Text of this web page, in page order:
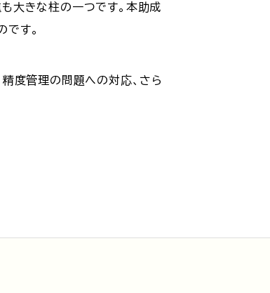
大きな柱の一つです。本助成
す。
度管理の問題への対応、さら